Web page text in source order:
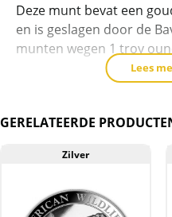
Deze munt bevat een
en is geslagen door de
munten wegen 1 troy
Kwaliteit
De munten worden uit
producent af. De
krassen, aanslag en/of
Lees
GERELATEERDE
Zilver